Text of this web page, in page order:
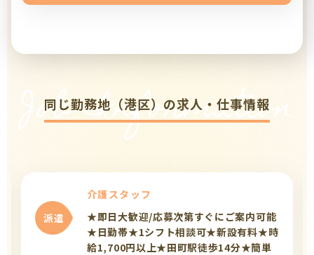
Job Information
同じ勤務地（港区）の求人・仕事情報
派遣
介護スタッフ
★即日大歓迎/応募次第すぐにご案内可能
★日勤帯★1シフト相談可★新設有料★時
給1,700円以上★田町駅徒歩14分★簡単